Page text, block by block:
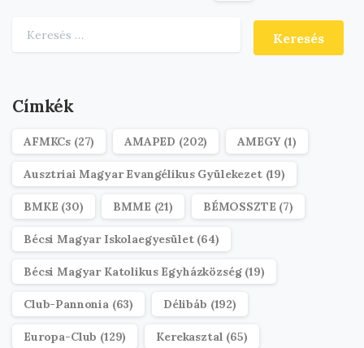
Keresés:
Címkék
AFMKCs (27) AMAPED (202) AMEGY(1)
Ausztriai Magyar Evangélikus Gyülekezet(19)
BMKE (30) BMME (21) BÉMOSSZTE (7)
Bécsi Magyar Iskolaegyesület(64)
Bécsi Magyar Katolikus Egyházközség(19)
Club-Pannonia(63) Délibáb (192)
Europa-Club (129) Kerekasztal (65)